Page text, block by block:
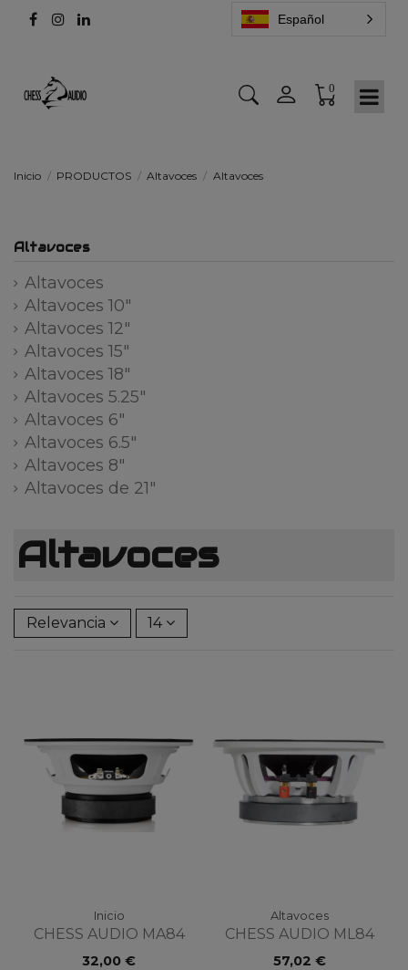
Español
0
Inicio PRODUCTOS Altavoces Altavoces
Altavoces
Relevancia 14
Inicio
CHESS AUDIO MA84
32,00 €
Altavoces
CHESS AUDIO ML84
57,02 €
Altavoces
Altavoces
Altavoces 10"
Altavoces 12"
Altavoces 15"
Altavoces 18"
Altavoces 5.25"
Altavoces 6"
Altavoces 6.5"
Altavoces 8"
Altavoces de 21"